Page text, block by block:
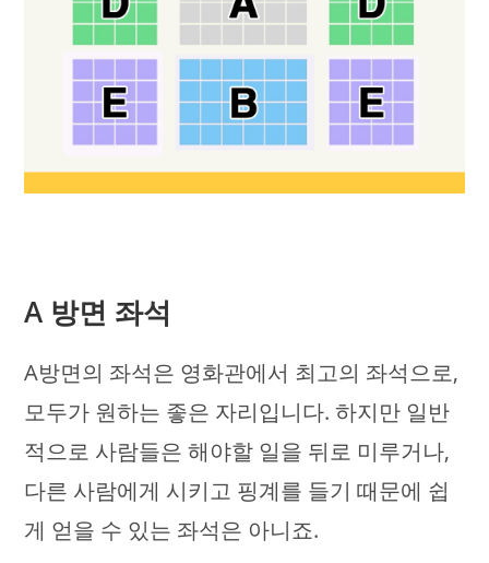
A 방면 좌석
A방면의 좌석은 영화관에서 최고의 좌석으로,
모두가 원하는 좋은 자리입니다. 하지만 일반
적으로 사람들은 해야할 일을 뒤로 미루거나,
다른 사람에게 시키고 핑계를 들기 때문에 쉽
게 얻을 수 있는 좌석은 아니죠.